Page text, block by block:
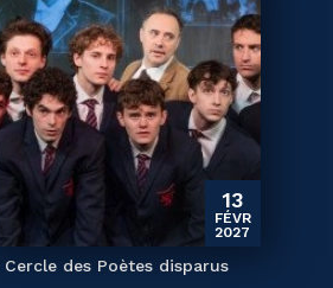
13
FÉVR
2027
Cercle des Poètes disparus